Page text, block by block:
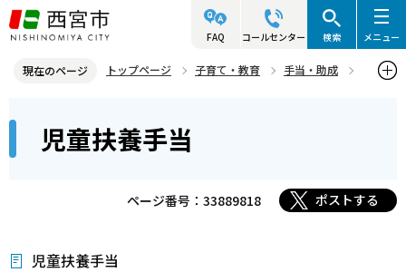
こ
の
ジ
先
FAQ コールセンター 検索 メニュー
現在のページ トップページ 子育て・教育
手当・助成
こ
児童扶養手当
ページ番号：33889818 ポストする
児童扶養手当